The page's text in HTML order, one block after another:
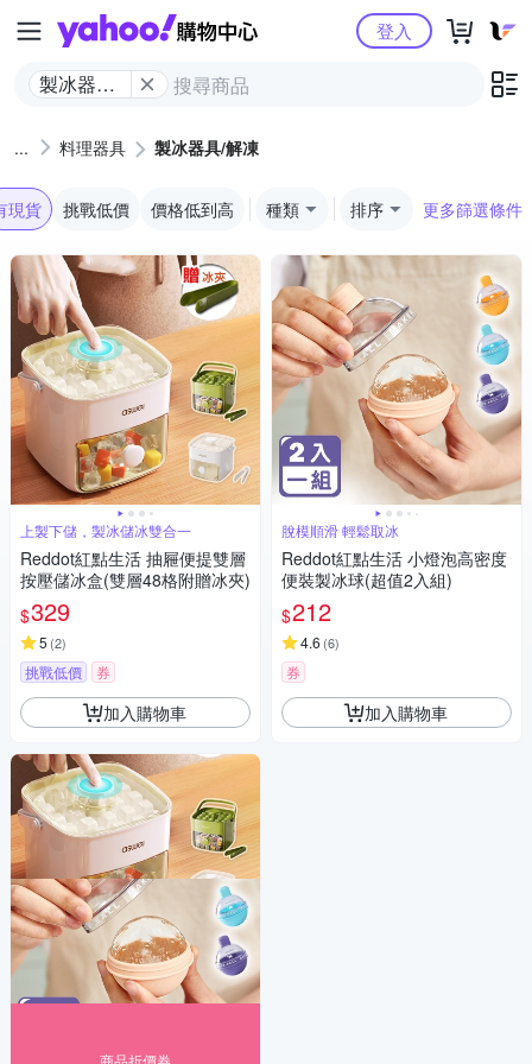
Yahoo購物中心
製冰器具/
登入
料理器具 製冰器具/解凍
現貨 挑戰低價 價格低到高 種類 排序 更多篩選條件
上製下儲，製冰儲冰雙合一
Reddot紅點生活 抽屜便提雙層
按壓儲冰盒(雙層48格附贈冰夾)
$329
5 (2)
挑戰低價 券
加入購物車
脫模順滑 輕鬆取冰
Reddot紅點生活 小燈泡高密度
便裝製冰球(超值2入組)
$212
4.6 (6)
券
加入購物車